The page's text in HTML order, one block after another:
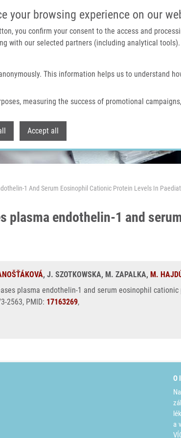
your browsing experience on our
you confirm your consent to the access and
with our selected partners (including analytical tools).
This information helps us to understand
measuring the success of promotional
Accept all
Domů O nás
1 And Serum Eosinophil Cationic Protein Levels In
plasma endothelin-1 and
, J. SZOTKOWSKA, M. ZAPALKA, M.
plasma endothelin-1 and serum eosinophil
2563, PMID: 17163269,
O
a